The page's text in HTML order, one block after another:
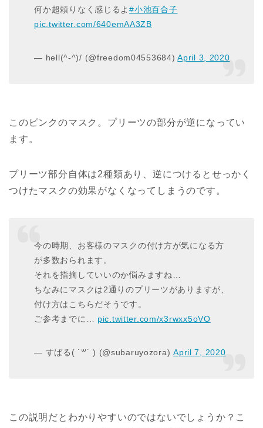
何か超頼りなく感じるよ#小池百合子
pic.twitter.com/640emAA3ZB
— hell(^-^)/ (@freedom04553684)April 3, 2020
このピンクのマスク。プリーツの部分が逆になってい
ます。
プリーツ部分自体は2種類あり、逆につけるとせっかく
つけたマスクの効果がなくなってしまうのです。
今の時期、お客様のマスクの付け方が気になる方
が多数おられます。
それを指摘していいのか悩みますね…
ちなみにマスクは2通りのプリーツがありますが、
付け方はこちらだそうです。
ご参考までに… pic.twitter.com/x3rwxx5oVO
— すばる( ˙꒳​˙ ) (@subaruyozora)April 7, 2020
この説明だとわかりやすいのではないでしょうか？こ